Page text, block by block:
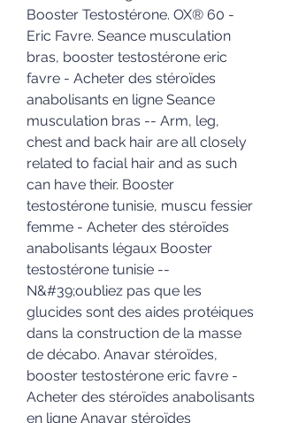
Booster Testostérone. OX® 60 -
Eric Favre. Seance musculation
bras, booster testostérone eric
favre - Acheter des stéroïdes
anabolisants en ligne Seance
musculation bras -- Arm, leg,
chest and back hair are all closely
related to facial hair and as such
can have their. Booster
testostérone tunisie, muscu fessier
femme - Acheter des stéroïdes
anabolisants légaux Booster
testostérone tunisie --
N&#39;oubliez pas que les
glucides sont des aides protéiques
dans la construction de la masse
de décabo. Anavar stéroïdes,
booster testostérone eric favre -
Acheter des stéroïdes anabolisants
en ligne Anavar stéroïdes